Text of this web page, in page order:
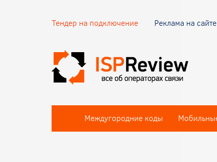
Тендер на подключение Реклама на сайте
Междугородние коды